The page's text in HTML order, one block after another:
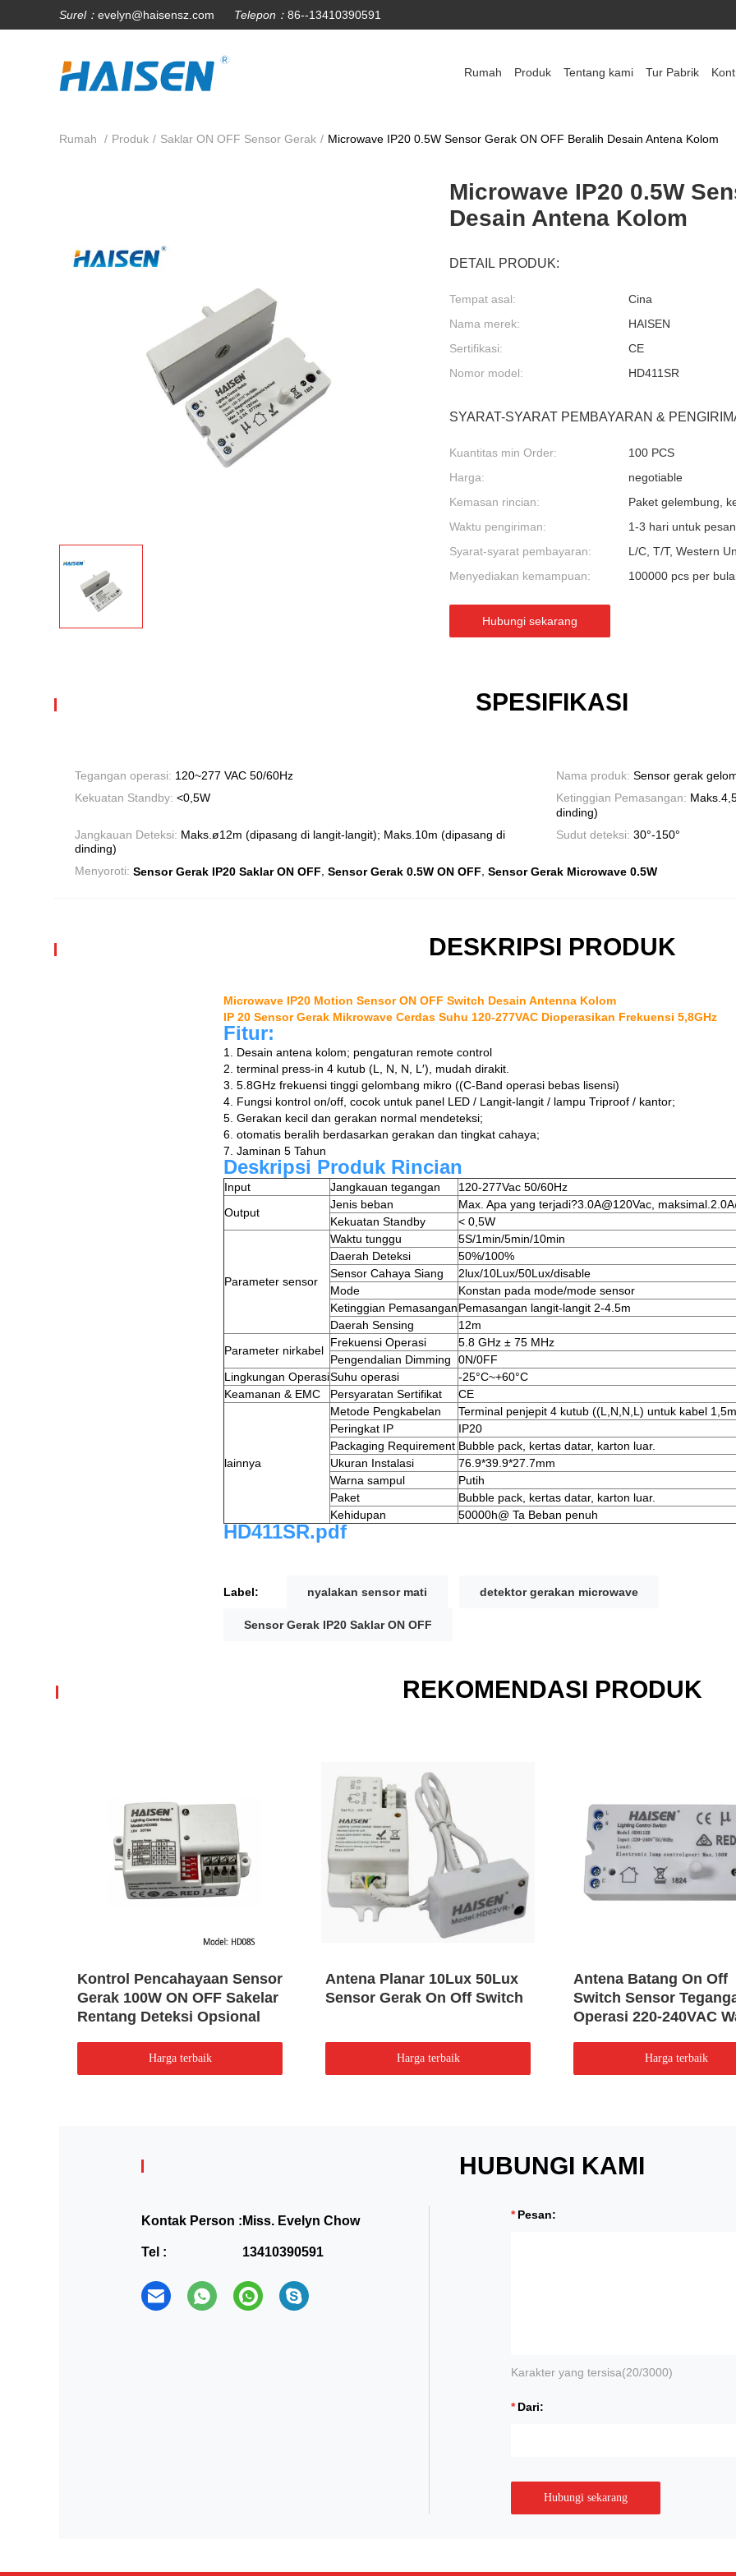
Surel： evelyn@haisensz.com Telepon： 86--13410390591
Rumah Produk Tentang kami Tur Pabrik
Rumah / Produk / Saklar ON OFF Sensor Gerak / Microwave IP20 0.5W Sensor Gerak ON OFF Beralih Desain Antena Kolom
Microwave IP20 0.5W
Desain Antena Kolom
DETAIL PRODUK:
Tempat asal:
Cina
Nama merek:
HAISEN
Sertifikasi:
CE
Nomor model:
HD411SR
SYARAT-SYARAT PEMBAYARAN &
Kuantitas min Order:
100 PCS
Harga:
negotiable
Kemasan rincian:
Paket gelembung,
Waktu pengiriman:
1-3 hari untuk
Syarat-syarat pembayaran:
L/C, T/T, Western
Menyediakan kemampuan:
100000 pcs per
Hubungi sekarang
SPESIFIKASI
Tegangan operasi: 120~277 VAC 50/60Hz Nama produk: Sensor gerak
Kekuatan Standby: <0,5W Ketinggian Pemasangan:
dinding)
Jangkauan Deteksi: Maks.ø12m (dipasang di langit-langit); Maks.10m (dipasang di
dinding)
Sudut deteksi: 30°-150°
Menyoroti: Sensor Gerak IP20 Saklar ON OFF Sensor Gerak 0.5W ON OFF Sensor Gerak Microwave 0.5W
DESKRIPSI PRODUK
Microwave IP20 Motion Sensor ON OFF Switch Desain Antenna Kolom
IP 20 Sensor Gerak Mikrowave Cerdas Suhu 120-277VAC Dioperasikan Frekuensi 5,8GHz
Fitur:
1. Desain antena kolom; pengaturan remote control
2. terminal press-in 4 kutub (L, N, N, L′), mudah dirakit.
3. 5.8GHz frekuensi tinggi gelombang mikro ((C-Band operasi bebas lisensi)
4. Fungsi kontrol on/off, cocok untuk panel LED / Langit-langit / lampu Triproof / kantor;
5. Gerakan kecil dan gerakan normal mendeteksi;
6. otomatis beralih berdasarkan gerakan dan tingkat cahaya;
7. Jaminan 5 Tahun
Deskripsi Produk Rincian
Input Jangkauan tegangan
120-277Vac 50/60Hz
Output
Jenis beban
Max. Apa yang terjadi?3.0A@120Vac,
Kekuatan Standby
< 0,5W
Parameter sensor
Waktu tunggu
5S/1min/5min/10min
Daerah Deteksi
50%/100%
Sensor Cahaya Siang
2lux/10Lux/50Lux/disable
Mode
Konstan pada mode/mode sensor
Ketinggian PemasanganPemasangan langit-langit 2-4.5m
Daerah Sensing
12m
Parameter nirkabel
Frekuensi Operasi
5.8 GHz ± 75 MHz
Pengendalian Dimming
0N/0FF
Lingkungan OperasiSuhu operasi
-25°C~+60°C
Keamanan & EMC
Persyaratan Sertifikat CE
lainnya
Metode Pengkabelan
Terminal penjepit 4 kutub ((L,N,N,L) untuk kabel
Peringkat IP
IP20
Packaging Requirement Bubble pack, kertas datar, karton luar.
Ukuran Instalasi
76.9*39.9*27.7mm
Warna sampul
Putih
Paket
Bubble pack, kertas datar, karton luar.
Kehidupan
50000h@ Ta Beban penuh
HD411SR.pdf
Label: nyalakan sensor mati detektor gerakan microwave
Sensor Gerak IP20 Saklar ON OFF
REKOMENDASI PRODUK
Kontrol Pencahayaan Sensor
Gerak 100W ON OFF Sakelar
Rentang Deteksi Opsional
Harga terbaik
Antena Planar 10Lux 50Lux
Sensor Gerak On Off Switch
Harga terbaik
Antena Batang On Off
Switch Sensor
Operasi 220-240VAC
Harga terbaik
HUBUNGI KAMI
Kontak Person : Miss. Evelyn Chow
Tel : 13410390591
Pesan:
Karakter yang tersisa(20/3000)
Dari:
Hubungi sekarang